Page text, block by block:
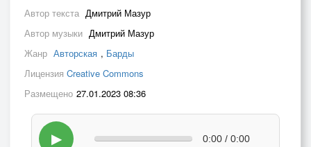
Автор текста Дмитрий Мазур
Автор музыки Дмитрий Мазур
Жанр Авторская , Барды
Лицензия Creative Commons
Размещено 27.01.2023 08:36
▶ 0:00 / 0:00